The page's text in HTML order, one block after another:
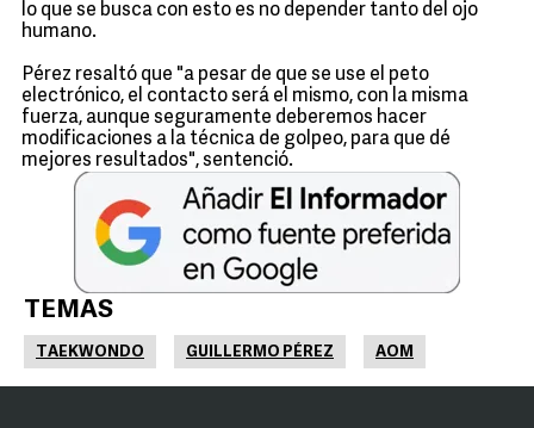
lo que se busca con esto es no depender tanto del ojo
humano.
Pérez resaltó que "a pesar de que se use el peto
electrónico, el contacto será el mismo, con la misma
fuerza, aunque seguramente deberemos hacer
modificaciones a la técnica de golpeo, para que dé
mejores resultados", sentenció.
TEMAS
TAEKWONDO GUILLERMO PÉREZ AOM